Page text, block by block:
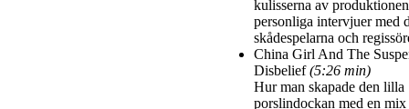
kulisserna av
personliga intervjuer med
skådespelarna och
China Girl And The
Disbelief(5:26 min)
Hur man skapade den lilla
porslindockan med en mix